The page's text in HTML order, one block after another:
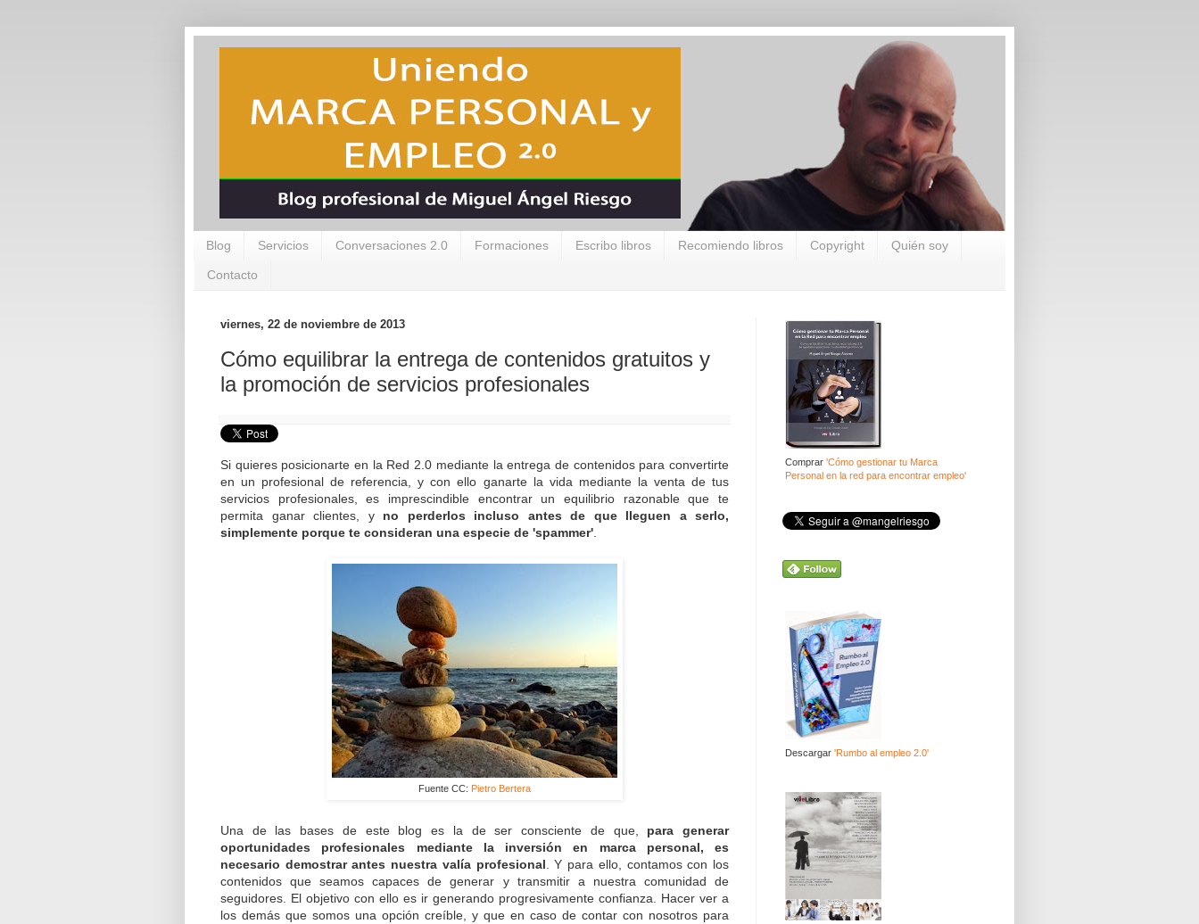
Blog Servicios Conversaciones 2.0 Formaciones Escribo libros Recomiendo libros Copyright Quién soy
Contacto
viernes, 22 de noviembre de 2013
Cómo equilibrar la entrega de contenidos gratuitos y
la promoción de servicios profesionales
Si quieres posicionarte en la Red 2.0 mediante la entrega de contenidos para convertirte
en un profesional de referencia, y con ello ganarte la vida mediante la venta de tus
servicios profesionales, es imprescindible encontrar un equilibrio razonable que te
permita ganar clientes, y no perderlos incluso antes de que lleguen a serlo,
simplemente porque te consideran una especie de 'spammer'
Fuente CC: Pietro Bertera
Una de las bases de este blog es la de ser consciente de que, para generar
oportunidades profesionales mediante la inversión en marca personal, es
necesario demostrar antes nuestra valía profesional . Y para ello, contamos con los
contenidos que seamos capaces de generar y transmitir a nuestra comunidad de
seguidores. El objetivo con ello es ir generando progresivamente confianza. Hacer ver a
los demás que somos una opción creíble, y que en caso de contar con nosotros para
Comprar 'Cómo gestionar tu Marca
Personal en la red para encontrar empleo'
Descargar 'Rumbo al empleo 2.0'